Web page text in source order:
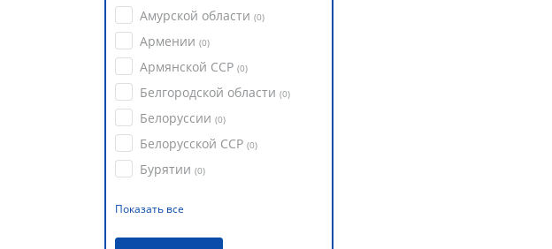
Амурской области (0)
Армении (0)
Армянской ССР (0)
Белгородской области (0)
Белоруссии (0)
Белорусской ССР (0)
Бурятии (0)
Показать все